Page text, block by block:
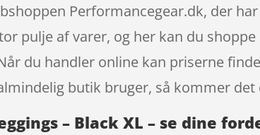
Performancegear.dk, der
pulje af varer, og her kan du
du handler online kan priserne
butik bruger, så kommer det
– Black XL – se dine